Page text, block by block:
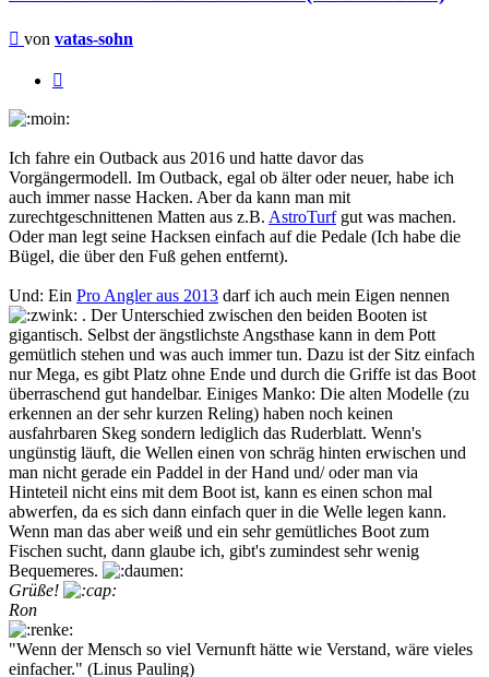
Beitrag
von vatas-sohn
Ich fahre ein Outback aus 2016 und hatte davor das
Vorgängermodell. Im Outback, egal ob älter oder neuer, habe ich
auch immer nasse Hacken. Aber da kann man mit
zurechtgeschnittenen Matten aus z.B. AstroTurfgut was machen.
Oder man legt seine Hacksen einfach auf die Pedale (Ich habe die
Bügel, die über den Fuß gehen entfernt).
Und: Ein Pro Angler aus 2013 darf ich auch mein Eigen nennen
. Der Unterschied zwischen den beiden Booten ist
gigantisch. Selbst der ängstlichste Angsthase kann in dem Pott
gemütlich stehen und was auch immer tun. Dazu ist der Sitz einfach
nur Mega, es gibt Platz ohne Ende und durch die Griffe ist das Boot
überraschend gut handelbar. Einiges Manko: Die alten Modelle (zu
erkennen an der sehr kurzen Reling) haben noch keinen
ausfahrbaren Skeg sondern lediglich das Ruderblatt. Wenn's
ungünstig läuft, die Wellen einen von schräg hinten erwischen und
man nicht gerade ein Paddel in der Hand und/ oder man via
Hinteteil nicht eins mit dem Boot ist, kann es einen schon mal
abwerfen, da es sich dann einfach quer in die Welle legen kann.
Wenn man das aber weiß und ein sehr gemütliches Boot zum
Fischen sucht, dann glaube ich, gibt's zumindest sehr wenig
Bequemeres.
Grüße!
Ron
"Wenn der Mensch so viel Vernunft hätte wie Verstand, wäre vieles
einfacher." (Linus Pauling)